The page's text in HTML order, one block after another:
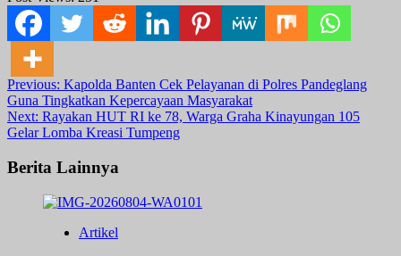
Post
navigation
Previous: Kapolda Banten Cek Pelayanan di Polres Pandeglang
Guna Tingkatkan Kepercayaan Masyarakat
Next: Rayakan HUT RI ke 78, Warga Graha Kinayungan 105
Gelar Lomba Kreasi Tumpeng
Berita Lainnya
Artikel